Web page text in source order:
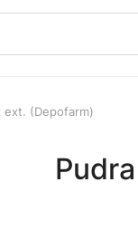
ext. (Depofarm)